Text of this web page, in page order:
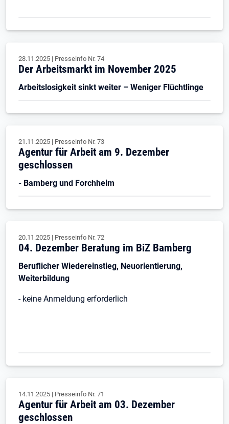
28.11.2025 | Presseinfo Nr. 74
Der Arbeitsmarkt im November 2025
Arbeitslosigkeit sinkt weiter – Weniger Flüchtlinge
21.11.2025 | Presseinfo Nr. 73
Agentur für Arbeit am 9. Dezember
geschlossen
- Bamberg und Forchheim
20.11.2025 | Presseinfo Nr. 72
04. Dezember Beratung im BiZ Bamberg
Beruflicher Wiedereinstieg, Neuorientierung,
Weiterbildung
- keine Anmeldung erforderlich
14.11.2025 | Presseinfo Nr. 71
Agentur für Arbeit am 03. Dezember
geschlossen